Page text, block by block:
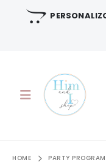
HOME PARTY PROGRAM